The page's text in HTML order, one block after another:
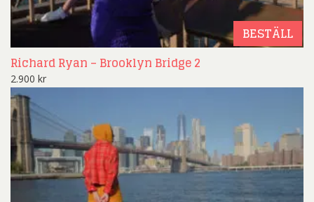
BESTÄLL
Richard Ryan – Brooklyn Bridge 2
2.900 kr